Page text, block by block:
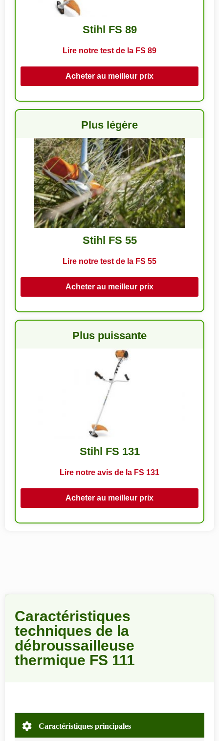
Stihl FS 89
Lire notre test de la FS 89
Acheter au meilleur prix
Plus légère
Stihl FS 55
Lire notre test de la FS 55
Acheter au meilleur prix
Plus puissante
Stihl FS 131
Lire notre avis de la FS 131
Acheter au meilleur prix
Caractéristiques
techniques de la
débroussailleuse
thermique FS 111
Caractéristiques principales